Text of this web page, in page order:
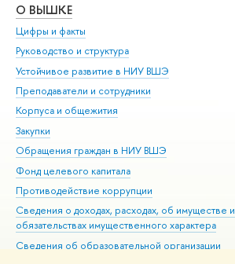
О ВЫШКЕ
Цифры и факты
Руководство и структура
Устойчивое развитие в НИУ ВШЭ
Преподаватели и сотрудники
Корпуса и общежития
Закупки
Обращения граждан в НИУ ВШЭ
Фонд целевого капитала
Противодействие коррупции
Сведения о доходах, расходах, об имуществе и
обязательствах имущественного характера
Сведения об образовательной организации